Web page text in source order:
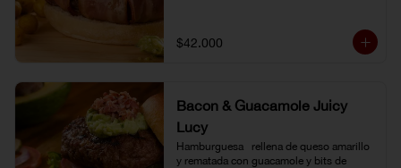
porque definitivamente…
#EraGolDeYepes!
$42.000
Bacon & Guacamole Juicy
Lucy
Hamburguesa   rellena de queso amarillo
y rematada con guacamole y bits de